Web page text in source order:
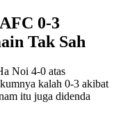
0-3
Tak Sah
Noi 4-0 atas
kalah 0-3 akibat
itu juga didenda